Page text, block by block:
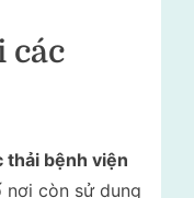
các
thải bệnh viện
nơi còn sử dụng